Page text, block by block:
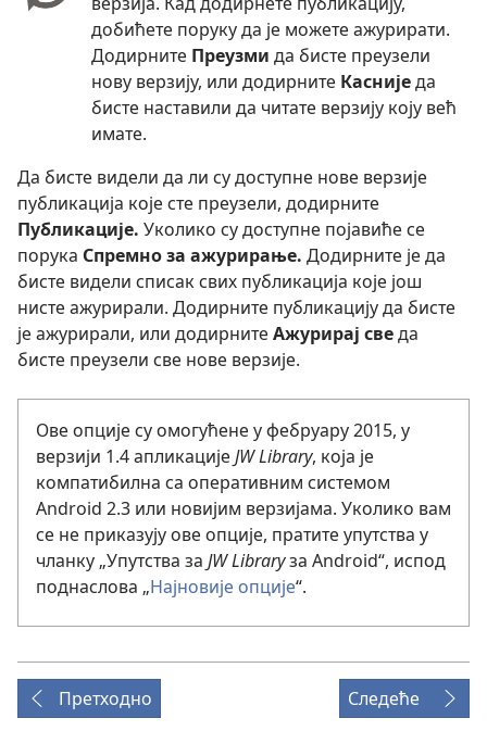
добићете поруку да је можете ажурирати.
Додирните Преузми да бисте преузели
нову верзију, или додирните Касниједа
бисте наставили да читате верзију коју већ
имате.
Да бисте видели да ли су доступне нове верзије
публикација које сте преузели, додирните
Публикације. Уколико су доступне појавиће се
порука Спремно за ажурирање. Додирните је да
бисте видели списак свих публикација које још
нисте ажурирали. Додирните публикацију да бисте
је ажурирали, или додирните Ажурирај сведа
бисте преузели све нове верзије.
Ове опције су омогућене у фебруару 2015, у
верзији 1.4 апликације JW Library, која је
компатибилна са оперативним системом
Android 2.3 или новијим верзијама. Уколико вам
се не приказују ове опције, пратите упутства у
чланку „Упутства за JW Libraryза Android“, испод
поднаслова „Најновије опције“.
Претходно Следеће